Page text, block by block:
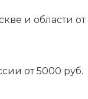
и области от
от 5000 руб.